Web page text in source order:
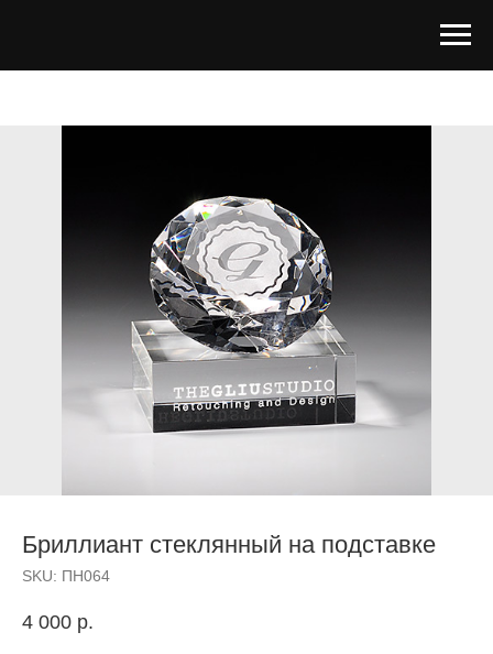
Бриллиант стеклянный на подставке
SKU: ПН064
4 000 р.